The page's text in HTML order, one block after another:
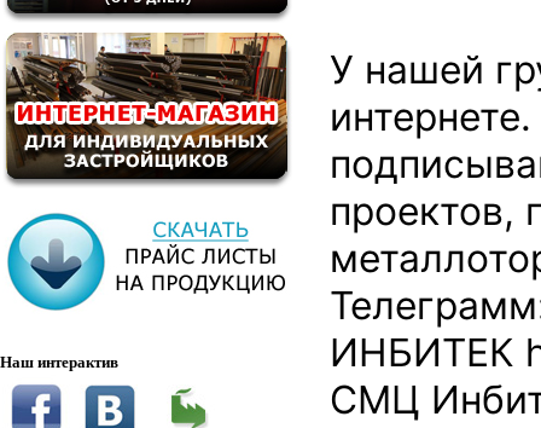
Наш интерактив
У нашей
проектов,
ИНБИТЕК
СМЦ